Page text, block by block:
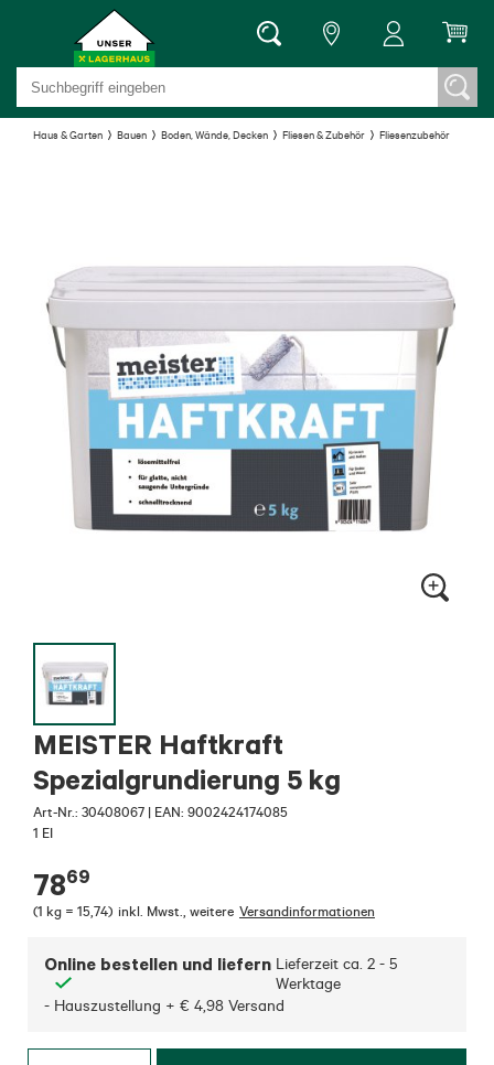
Haus & Garten Bauen Boden, Wände, Decken Fliesen & Zubehör Fliesenzubehör
MEISTER Haftkraft
Spezialgrundierung 5 kg
Art-Nr.: 30408067 | EAN: 9002424174085
1 EI
7869
(1 kg = 15,74) inkl. Mwst. weitere Versandinformationen
Online bestellen und liefern Lieferzeit ca. 2 - 5
Werktage
- Hauszustellung + € 4,98 Versand